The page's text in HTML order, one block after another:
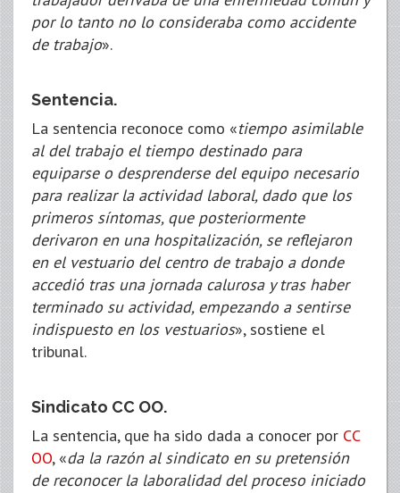
por lo tanto no lo consideraba como accidente
de trabajo».
Sentencia.
La sentencia reconoce como «tiempo asimilable
al del trabajo el tiempo destinado para
equiparse o desprenderse del equipo necesario
para realizar la actividad laboral, dado que los
primeros síntomas, que posteriormente
derivaron en una hospitalización, se reflejaron
en el vestuario del centro de trabajo a donde
accedió tras una jornada calurosa y tras haber
terminado su actividad, empezando a sentirse
indispuesto en los vestuarios», sostiene el
tribunal.
Sindicato CC OO.
La sentencia, que ha sido dada a conocer por CC
OO, «da la razón al sindicato en su pretensión
de reconocer la laboralidad del proceso iniciado